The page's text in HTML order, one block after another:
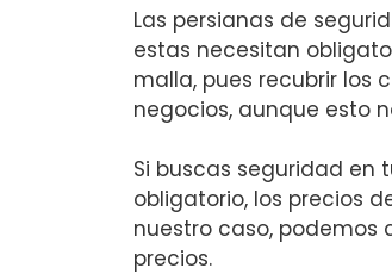
Las persianas de
estas necesitan
malla, pues recubrir los
negocios, aunque esto
Si buscas seguridad en
obligatorio, los precios
nuestro caso, podemos
precios.